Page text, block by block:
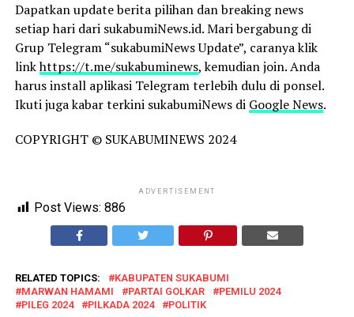
Dapatkan update berita pilihan dan breaking news
setiap hari dari sukabumiNews.id. Mari bergabung di
Grup Telegram “sukabumiNews Update”, caranya klik
linkhttps://t.me/sukabuminews, kemudian join. Anda
harus install aplikasi Telegram terlebih dulu di ponsel.
Ikuti juga kabar terkini sukabumiNews di Google News.
COPYRIGHT © SUKABUMINEWS 2024
ADVERTISEMENT
Post Views: 886
RELATED TOPICS:
KABUPATEN SUKABUMI
MARWAN HAMAMI
PARTAI GOLKAR
PEMILU 2024
PILEG 2024
PILKADA 2024 POLITIK